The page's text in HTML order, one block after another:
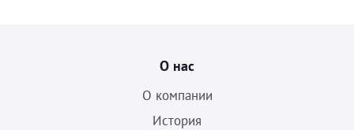
О нас
О компании
История